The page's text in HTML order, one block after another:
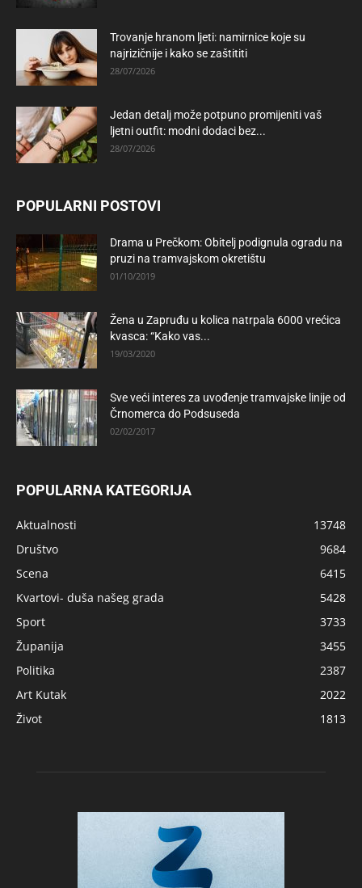
Trovanje hranom ljeti: namirnice koje su
najrizičnije i kako se zaštititi
28/07/2026
Jedan detalj može potpuno promijeniti vaš
ljetni outfit: modni dodaci bez...
28/07/2026
POPULARNI POSTOVI
Drama u Prečkom: Obitelj podignula ogradu na
pruzi na tramvajskom okretištu
01/10/2019
Žena u Zapruđu u kolica natrpala 6000 vrećica
kvasca: “Kako vas...
19/03/2020
Sve veći interes za uvođenje tramvajske linije od
Črnomerca do Podsuseda
02/02/2017
POPULARNA KATEGORIJA
Aktualnosti
13748
Društvo
9684
Scena
6415
Kvartovi- duša našeg grada
5428
Sport
3733
Županija
3455
Politika
2387
Art Kutak
2022
Život
1813